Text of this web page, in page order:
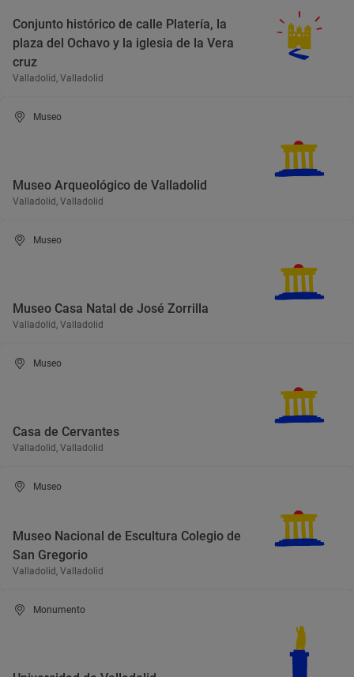
Conjunto histórico de calle Platería, la
plaza del Ochavo y la iglesia de la Vera
cruz
Valladolid, Valladolid
Museo
Museo Arqueológico de Valladolid
Valladolid, Valladolid
Museo
Museo Casa Natal de José Zorrilla
Valladolid, Valladolid
Museo
Casa de Cervantes
Valladolid, Valladolid
Museo
Museo Nacional de Escultura Colegio de
San Gregorio
Valladolid, Valladolid
Monumento